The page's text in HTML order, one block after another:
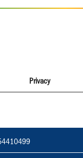
Privacy